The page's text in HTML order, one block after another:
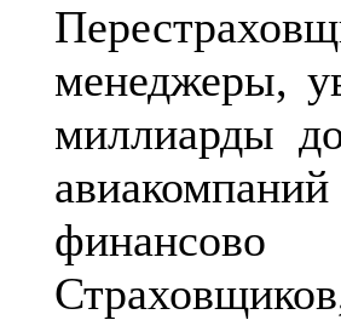
менеджеры,
миллиарды
авиакомпаний
финансово